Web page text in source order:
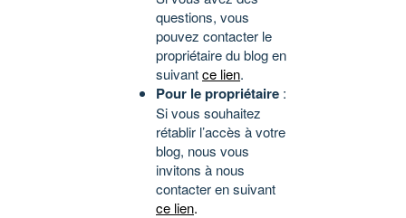
questions, vous
pouvez contacter le
propriétaire du blog en
suivantce lien.
Pour le propriétaire :
Si vous souhaitez
rétablir l’accès à votre
blog, nous vous
invitons à nous
contacter en suivant
ce lien.